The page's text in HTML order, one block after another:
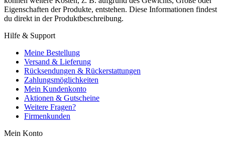
Eigenschaften der Produkte, entstehen. Diese Informationen findest
du direkt in der Produktbeschreibung.
Hilfe & Support
Meine Bestellung
Versand & Lieferung
Rücksendungen & Rückerstattungen
Zahlungsmöglichkeiten
Mein Kundenkonto
Aktionen & Gutscheine
Weitere Fragen?
Firmenkunden
Mein Konto